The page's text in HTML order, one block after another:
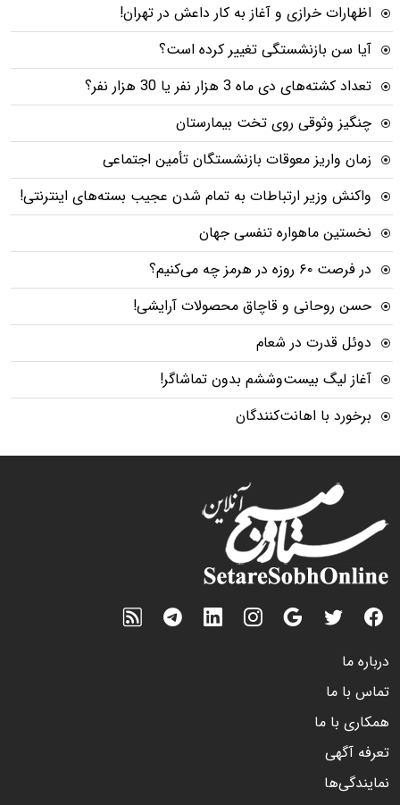
اظهارات خرازی و آغاز به کار داعش در تهران!
آیا سن بازنشستگی تغییر کرده است؟
تعداد کشته‌های دی ماه 3 هزار نفر یا 30 هزار نفر؟
چنگیز وثوقی روی تخت بیمارستان
زمان واریز معوقات بازنشستگان تأمین اجتماعی
واکنش وزیر ارتباطات به تمام شدن عجیب بسته‌های اینترنتی!
نخستین ماهواره تنفسی جهان
در فرصت ۶۰ روزه در هرمز چه می‌کنیم؟
حسن روحانی و قاچاق محصولات آرایشی!
دوئل قدرت در شعام
آغاز لیگ بیست‌وششم بدون تماشاگر!
برخورد با اهانت‌کنندگان
درباره ما
تماس با ما
همکاری با ما
تعرفه آگهی
نمایندگی‌ها